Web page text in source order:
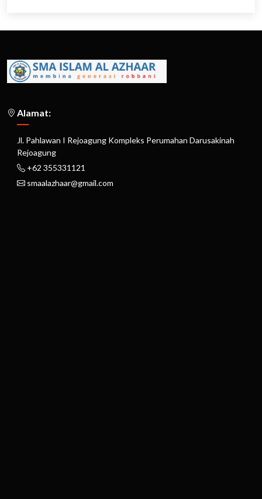
Alamat:
Jl. Pahlawan I Rejoagung Kompleks Perumahan Darusakinah
Rejoagung
+62 355331121
smaalazhaar@gmail.com